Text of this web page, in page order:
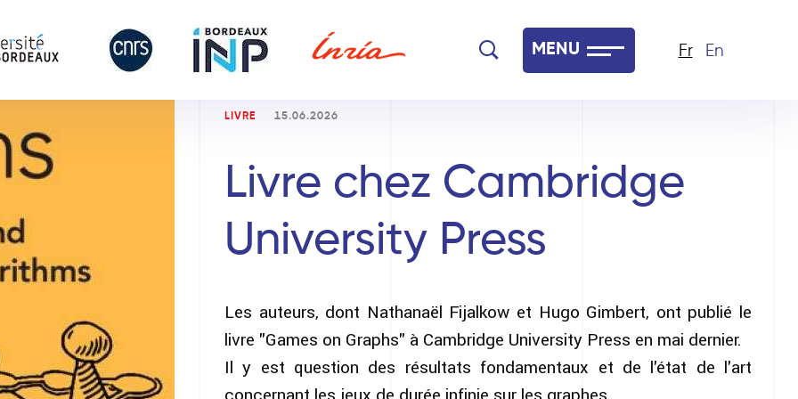
MENU Fr En
LIVRE 15.06.2026
Livre chez Cambridge
University Press
Les auteurs, dont Nathanaël Fijalkow et Hugo Gimbert, ont publié le
livre "Games on Graphs" à Cambridge University Press en mai dernier.
Il y est question des résultats fondamentaux et de l'état de l'art